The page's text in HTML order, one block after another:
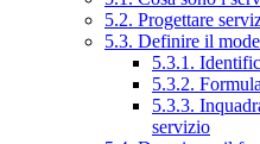
5.2. Progettare
5.3. Definire il
5.3.1.
5.3.2.
5.3.3.
servizio